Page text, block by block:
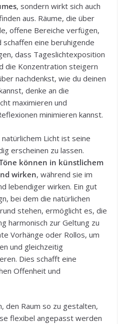
, sondern wirkt sich auch
aus. Räume, die über
offene Bereiche verfügen,
schaffen eine beruhigende
dass Tageslichtexposition
die Konzentration steigern
nachdenkst, wie du deinen
denke an die
maximieren und
minimieren kannst.
Licht ist seine
erscheinen zu lassen.
können in künstlichem
wirken, während sie im
lebendiger wirken. Ein gut
bei dem die natürlichen
stehen, ermöglicht es, die
harmonisch zur Geltung zu
Vorhänge oder Rollos, um
und gleichzeitig
Dies schafft eine
Offenheit und
den Raum so zu gestalten,
flexibel angepasst werden